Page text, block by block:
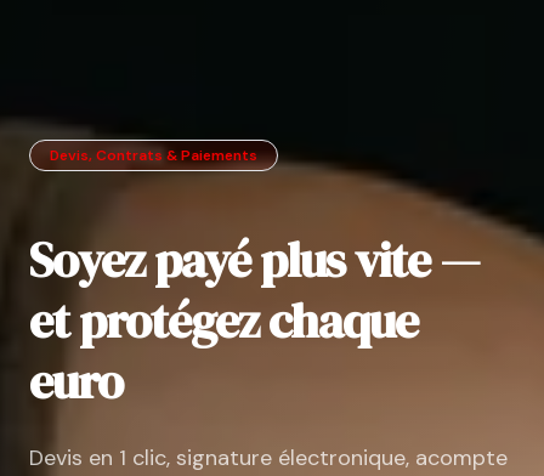
Devis, Contrats & Paiements
Soyez payé plus vite —
et protégez chaque
euro
Devis en 1 clic, signature électronique, acompte